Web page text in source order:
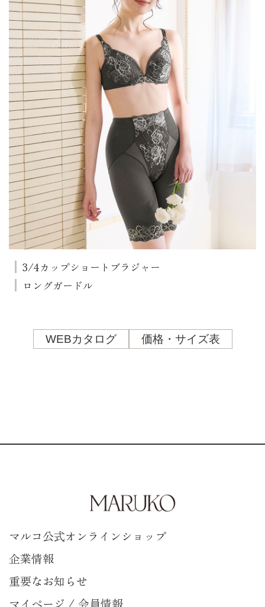
3/4カップショートブラジャー
ロングガードル
WEBカタログ 価格・サイズ表
マルコ公式オンラインショップ
企業情報
重要なお知らせ
マイページ / 会員情報